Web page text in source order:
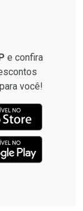
e confira
você!